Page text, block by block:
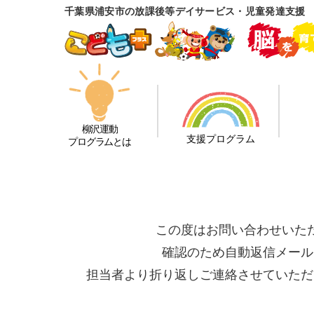
千葉県浦安市の放課後等デイサービス・児童発達支
柳沢運動
プログラムとは
支援プログラム
この度はお問い合わせいた
確認のため自動返信メー
担当者より折り返しご連絡させていた